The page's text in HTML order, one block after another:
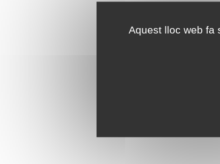
Aquest lloc web fa